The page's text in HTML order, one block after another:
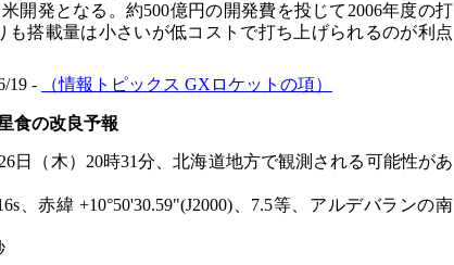
開発となる。約500億円の開発費を投じて2006年度の打
搭載量は小さいが低コストで打ち上げられるのが利点
19 -
（情報トピックス GXロケットの項）
食の改良予報
日（木）20時31分、北海道地方で観測される可能性があ
、赤緯 +10°50'30.59"(J2000)、7.5等、アルデバランの南